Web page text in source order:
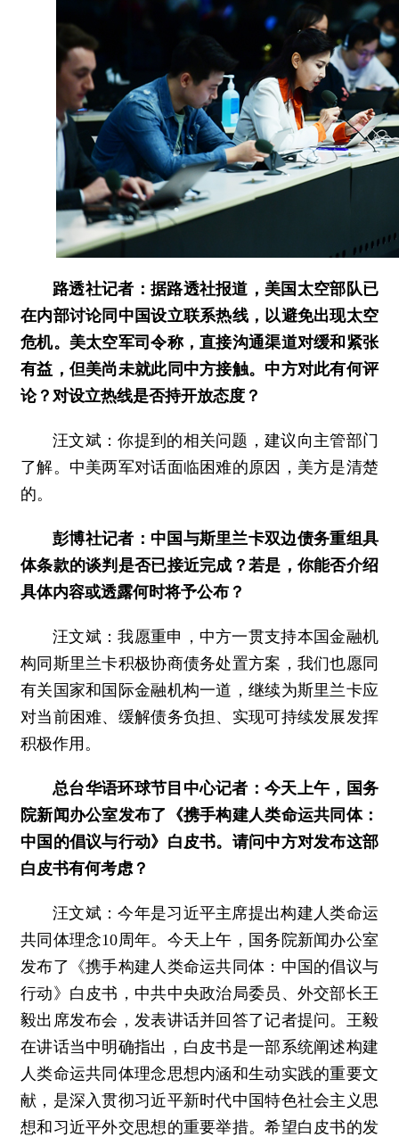
路透社记者：据路透社报道，美国太空部队已
在内部讨论同中国设立联系热线，以避免出现太空
危机。美太空军司令称，直接沟通渠道对缓和紧张
有益，但美尚未就此同中方接触。中方对此有何评
论？对设立热线是否持开放态度？
汪文斌：你提到的相关问题，建议向主管部门
了解。中美两军对话面临困难的原因，美方是清楚
的。
彭博社记者：中国与斯里兰卡双边债务重组具
体条款的谈判是否已接近完成？若是，你能否介绍
具体内容或透露何时将予公布？
汪文斌：我愿重申，中方一贯支持本国金融机
构同斯里兰卡积极协商债务处置方案，我们也愿同
有关国家和国际金融机构一道，继续为斯里兰卡应
对当前困难、缓解债务负担、实现可持续发展发挥
积极作用。
总台华语环球节目中心记者：今天上午，国务
院新闻办公室发布了《携手构建人类命运共同体：
中国的倡议与行动》白皮书。请问中方对发布这部
白皮书有何考虑？
汪文斌：今年是习近平主席提出构建人类命运
共同体理念10周年。今天上午，国务院新闻办公室
发布了《携手构建人类命运共同体：中国的倡议与
行动》白皮书，中共中央政治局委员、外交部长王
毅出席发布会，发表讲话并回答了记者提问。王毅
在讲话当中明确指出，白皮书是一部系统阐述构建
人类命运共同体理念思想内涵和生动实践的重要文
献，是深入贯彻习近平新时代中国特色社会主义思
想和习近平外交思想的重要举措。希望白皮书的发